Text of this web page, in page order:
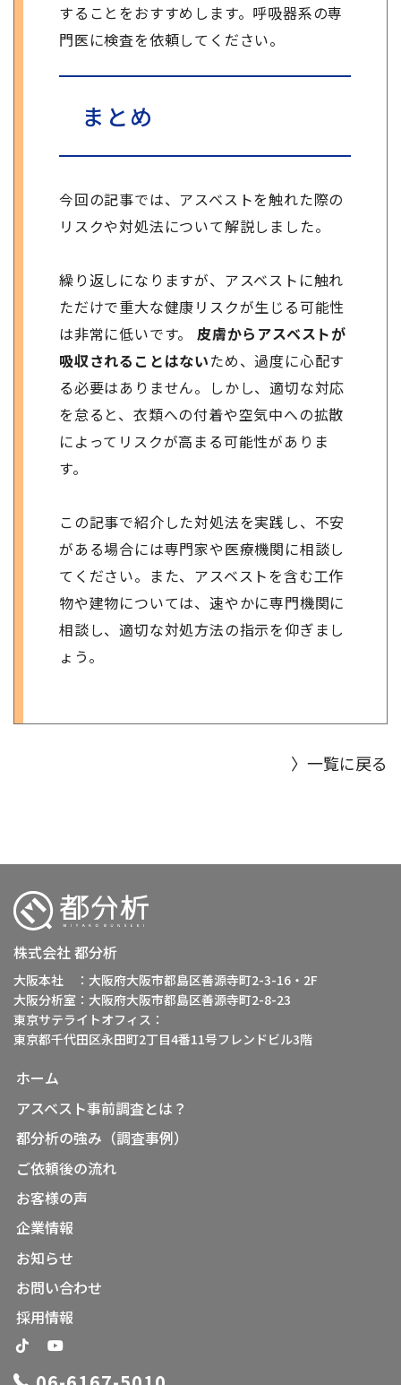
することをおすすめします。呼吸器系の専
門医に検査を依頼してください。
まとめ
今回の記事では、アスベストを触れた際の
リスクや対処法について解説しました。
繰り返しになりますが、アスベストに触れ
ただけで重大な健康リスクが生じる可能性
は非常に低いです。 皮膚からアスベストが
吸収されることはないため、過度に心配す
る必要はありません。しかし、適切な対応
を怠ると、衣類への付着や空気中への拡散
によってリスクが高まる可能性がありま
す。
この記事で紹介した対処法を実践し、不安
がある場合には専門家や医療機関に相談し
てください。また、アスベストを含む工作
物や建物については、速やかに専門機関に
相談し、適切な対処方法の指示を仰ぎまし
ょう。
〉一覧に戻る
株式会社 都分析
大阪本社 ：大阪府大阪市都島区善源寺町2-3-16・2F
大阪分析室：大阪府大阪市都島区善源寺町2-8-23
東京サテライトオフィス：
東京都千代田区永田町2丁目4番11号フレンドビル3階
ホーム
アスベスト事前調査とは？
都分析の強み（調査事例）
ご依頼後の流れ
お客様の声
企業情報
お知らせ
お問い合わせ
採用情報